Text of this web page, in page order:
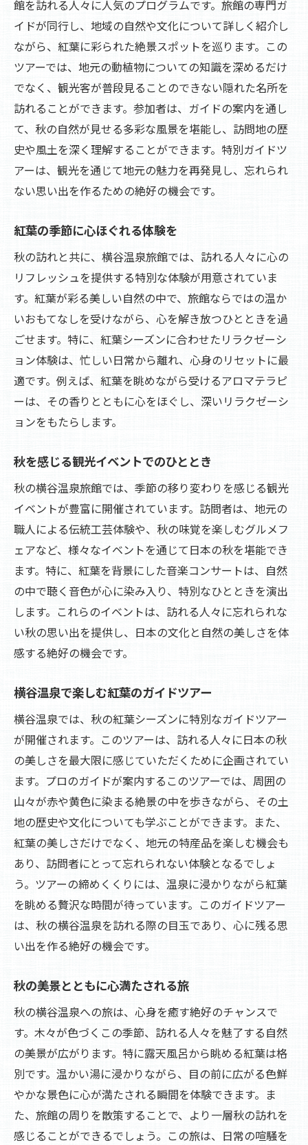
館を訪れる人々に人気のプログラムです。旅館の専門ガ
イドが同行し、地域の自然や文化について詳しく紹介し
ながら、紅葉に彩られた絶景スポットを巡ります。この
ツアーでは、地元の動植物についての知識を深めるだけ
でなく、観光客が普段見ることのできない隠れた名所を
訪れることができます。参加者は、ガイドの案内を通し
て、秋の自然が見せる多彩な風景を堪能し、訪問地の歴
史や風土を深く理解することができます。特別ガイドツ
アーは、観光を通じて地元の魅力を再発見し、忘れられ
ない思い出を作るための絶好の機会です。
紅葉の季節に心ほぐれる体験を
秋の訪れと共に、横谷温泉旅館では、訪れる人々に心の
リフレッシュを提供する特別な体験が用意されていま
す。紅葉が彩る美しい自然の中で、旅館ならではの温か
いおもてなしを受けながら、心を解き放つひとときを過
ごせます。特に、紅葉シーズンに合わせたリラクゼーシ
ョン体験は、忙しい日常から離れ、心身のリセットに最
適です。例えば、紅葉を眺めながら受けるアロマテラピ
ーは、その香りとともに心をほぐし、深いリラクゼーシ
ョンをもたらします。
秋を感じる観光イベントでのひととき
秋の横谷温泉旅館では、季節の移り変わりを感じる観光
イベントが豊富に開催されています。訪問者は、地元の
職人による伝統工芸体験や、秋の味覚を楽しむグルメフ
ェアなど、様々なイベントを通じて日本の秋を堪能でき
ます。特に、紅葉を背景にした音楽コンサートは、自然
の中で聴く音色が心に染み入り、特別なひとときを演出
します。これらのイベントは、訪れる人々に忘れられな
い秋の思い出を提供し、日本の文化と自然の美しさを体
感する絶好の機会です。
横谷温泉で楽しむ紅葉のガイドツアー
横谷温泉では、秋の紅葉シーズンに特別なガイドツアー
が開催されます。このツアーは、訪れる人々に日本の秋
の美しさを最大限に感じていただくために企画されてい
ます。プロのガイドが案内するこのツアーでは、周囲の
山々が赤や黄色に染まる絶景の中を歩きながら、その土
地の歴史や文化についても学ぶことができます。また、
紅葉の美しさだけでなく、地元の特産品を楽しむ機会も
あり、訪問者にとって忘れられない体験となるでしょ
う。ツアーの締めくくりには、温泉に浸かりながら紅葉
を眺める贅沢な時間が待っています。このガイドツアー
は、秋の横谷温泉を訪れる際の目玉であり、心に残る思
い出を作る絶好の機会です。
秋の美景とともに心満たされる旅
秋の横谷温泉への旅は、心身を癒す絶好のチャンスで
す。木々が色づくこの季節、訪れる人々を魅了する自然
の美景が広がります。特に露天風呂から眺める紅葉は格
別です。温かい湯に浸かりながら、目の前に広がる色鮮
やかな景色に心が満たされる瞬間を体験できます。ま
た、旅館の周りを散策することで、より一層秋の訪れを
感じることができるでしょう。この旅は、日常の喧騒を